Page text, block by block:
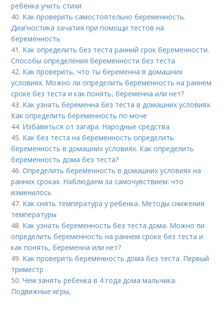
ребёнка учить стихи
40. Как проверить самостоятельно беременность.
Диагностика зачатия при помощи тестов на
беременность
41. Как определить без теста ранний срок беременности.
Способы определения беременности без теста
42. Как проверить, что ты беременна в домашних
условиях. Можно ли определить беременность на раннем
сроке без теста и как понять, беременна или нет?
43. Как узнать беременна без теста в домашних условиях.
Как определить беременность по моче
44. Избавиться от загара. Народные средства
45. Как без теста на беременность определить
беременность в домашних условиях. Как определить
беременность дома без теста?
46.Определить беременность в домашних условиях на
ранних сроках. Наблюдаем за самочувствием: что
изменилось
47. Как снять температура у ребенка. Методы снижения
температуры
48. Как узнать беременность без теста дома. Можно ли
определить беременность на раннем сроке без теста и
как понять, беременна или нет?
49. Как проверить беременность дома без теста. Первый
триместр
50.Чем занять ребенка в 4 года дома мальчика.
Подвижные игры,